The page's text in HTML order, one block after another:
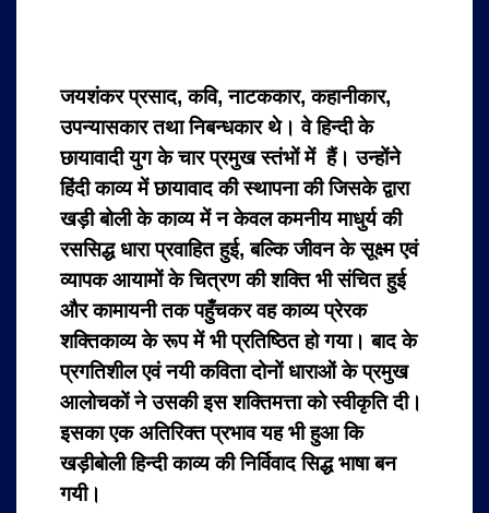
जयशंकर प्रसाद, कवि, नाटककार, कहानीकार,
उपन्यासकार तथा निबन्धकार थे। वे हिन्दी के
छायावादी युग के चार प्रमुख स्तंभों में हैं। उन्होंने
हिंदी काव्य में छायावाद की स्थापना की जिसके द्वारा
खड़ी बोली के काव्य में न केवल कमनीय माधुर्य की
रससिद्ध धारा प्रवाहित हुई, बल्कि जीवन के सूक्ष्म एवं
व्यापक आयामों के चित्रण की शक्ति भी संचित हुई
और कामायनी तक पहुँचकर वह काव्य प्रेरक
शक्तिकाव्य के रूप में भी प्रतिष्ठित हो गया। बाद के
प्रगतिशील एवं नयी कविता दोनों धाराओं के प्रमुख
आलोचकों ने उसकी इस शक्तिमत्ता को स्वीकृति दी।
इसका एक अतिरिक्त प्रभाव यह भी हुआ कि
खड़ीबोली हिन्दी काव्य की निर्विवाद सिद्ध भाषा बन
गयी।